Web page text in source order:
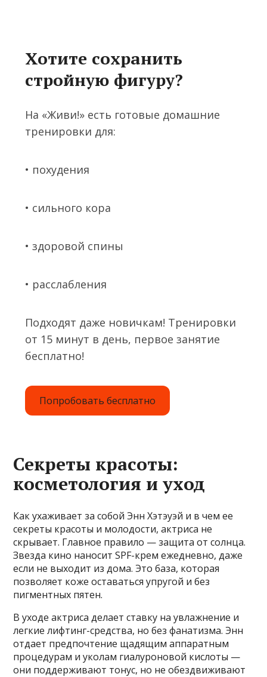
Хотите сохранить
стройную фигуру?
На «Живи!» есть готовые домашние
тренировки для:
• похудения
• сильного кора
• здоровой спины
• расслабления
Подходят даже новичкам! Тренировки
от 15 минут в день, первое занятие
бесплатно!
Попробовать бесплатно
Секреты красоты:
косметология и уход
Как ухаживает за собой Энн Хэтэуэй и в чем ее
секреты красоты и молодости, актриса не
скрывает. Главное правило — защита от солнца.
Звезда кино наносит SPF-крем ежедневно, даже
если не выходит из дома. Это база, которая
позволяет коже оставаться упругой и без
пигментных пятен.
В уходе актриса делает ставку на увлажнение и
легкие лифтинг-средства, но без фанатизма. Энн
отдает предпочтение щадящим аппаратным
процедурам и уколам гиалуроновой кислоты —
они поддерживают тонус, но не обездвиживают